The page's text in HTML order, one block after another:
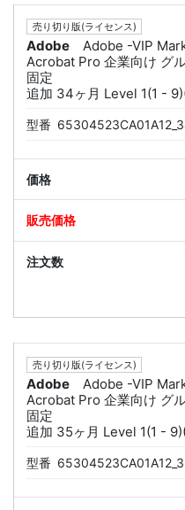
売り切り版(ライセンス)
Adobe
Adobe -VIP
Acrobat Pro 企業向け グ
固定
追加 34ヶ月 Level 1(1 -
型番
売り切り版(ライセンス)
Adobe
Adobe -VIP
Acrobat Pro 企業向け グ
固定
追加 35ヶ月 Level 1(1 -
型番